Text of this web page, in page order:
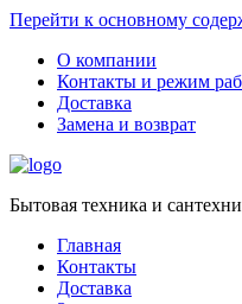
Перейти к основному
О компании
Контакты и режим
Доставка
Замена и возврат
Бытовая техника и
Главная
Контакты
Доставка